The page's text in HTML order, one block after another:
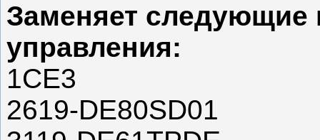
Заменяет следующие
управления:
1CE3
2619-DE80SD01